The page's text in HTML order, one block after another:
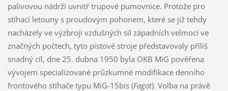
palivovou nádrží uvnitř trupové pumovnice. Protože pro
stíhací letouny s proudovým pohonem, které se již tehdy
nacházely ve výzbroji vzdušných sil západních velmocí ve
značných počtech, tyto pístové stroje představovaly příliš
snadný cíl, dne 25. dubna 1950 byla OKB MiG pověřena
vývojem specializované průzkumné modifikace denního
frontového stíhače typu MiG-15bis (Fagot). Volba na právě